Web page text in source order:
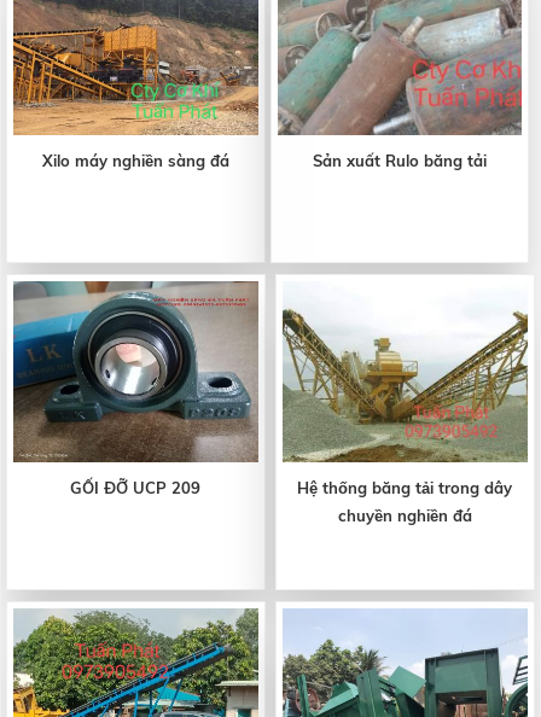
Xilo máy nghiền sàng đá Sản xuất Rulo băng tải
GỐI ĐỠ UCP 209
Hệ thống băng tải trong dây
chuyền nghiền đá